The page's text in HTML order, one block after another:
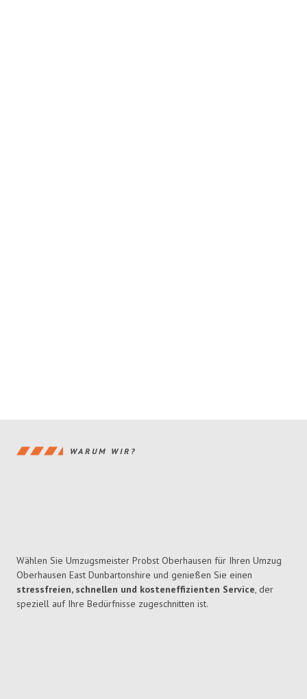
WARUM WIR?
Wählen Sie Umzugsmeister Probst Oberhausen für Ihren Umzug
Oberhausen East Dunbartonshire und genießen Sie einen
stressfreien, schnellen und kosteneffizienten Service, der
speziell auf Ihre Bedürfnisse zugeschnitten ist.